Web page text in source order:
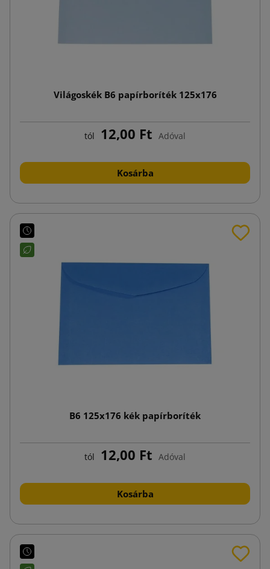
Világoskék B6 papírboríték 125x176
tól 12,00 Ft Adóval
Kosárba
B6 125x176 kék papírboríték
tól 12,00 Ft Adóval
Kosárba